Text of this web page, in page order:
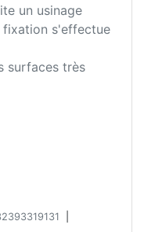
un usinage
fixation s'effectue
surfaces très